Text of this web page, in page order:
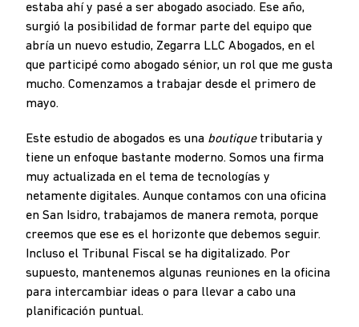
estaba ahí y pasé a ser abogado asociado. Ese año,
surgió la posibilidad de formar parte del equipo que
abría un nuevo estudio, Zegarra LLC Abogados, en el
que participé como abogado sénior, un rol que me gusta
mucho. Comenzamos a trabajar desde el primero de
mayo.
Este estudio de abogados es una boutiquetributaria y
tiene un enfoque bastante moderno. Somos una firma
muy actualizada en el tema de tecnologías y
netamente digitales. Aunque contamos con una oficina
en San Isidro, trabajamos de manera remota, porque
creemos que ese es el horizonte que debemos seguir.
Incluso el Tribunal Fiscal se ha digitalizado. Por
supuesto, mantenemos algunas reuniones en la oficina
para intercambiar ideas o para llevar a cabo una
planificación puntual.